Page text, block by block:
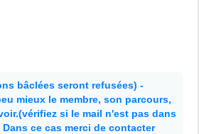
bâclées seront refusées) -
mieux le membre, son parcours,
si le mail n'est pas dans
ce cas merci de contacter